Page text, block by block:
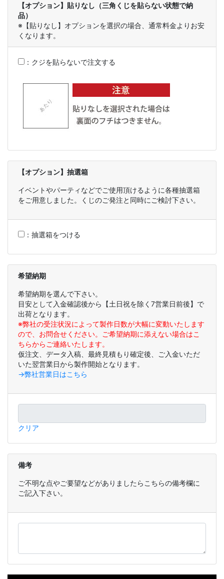
【オプション】貼りなし（三角くじを貼らない状態で納
品）
※【貼りなし】オプションを選択の場合、通常料金よりお安
くなります。
： クジを貼らないで注文する
【オプション】抽選箱
イベントやパーティなどでご使用頂けるように各種抽選箱
をご用意しました。くじのご発注と同時にご検討下さい。
： 抽選箱をつける
希望納期
希望納期を選んで下さい。
目安として入金確認後から【土日祝を除く7営業日前後】で
出荷となります。
※弊社の受注状況によって製作日数が大幅に変動いたします
ので、お問合せください。ご希望納期に添えない場合はこ
ちらからご連絡いたします。
仮注文、データ入稿、最終見積もり確定後、ご入金いただ
いた翌営業日から製作開始となります。
→弊社営業日はこちら
クリア
備考
ご不明な点やご要望などがありましたらこちらの備考欄に
ご記入下さい。